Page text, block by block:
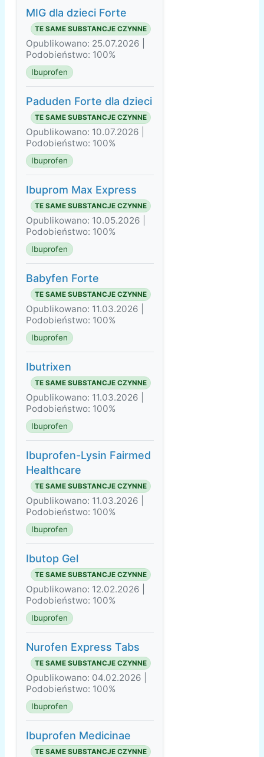
MIG dla dzieci Forte
TE SAME SUBSTANCJE CZYNNE
Opublikowano: 25.07.2026 |
Podobieństwo: 100%
Ibuprofen
Paduden Forte dla dzieci
TE SAME SUBSTANCJE CZYNNE
Opublikowano: 10.07.2026 |
Podobieństwo: 100%
Ibuprofen
Ibuprom Max Express
TE SAME SUBSTANCJE CZYNNE
Opublikowano: 10.05.2026 |
Podobieństwo: 100%
Ibuprofen
Babyfen Forte
TE SAME SUBSTANCJE CZYNNE
Opublikowano: 11.03.2026 |
Podobieństwo: 100%
Ibuprofen
Ibutrixen
TE SAME SUBSTANCJE CZYNNE
Opublikowano: 11.03.2026 |
Podobieństwo: 100%
Ibuprofen
Ibuprofen-Lysin Fairmed
Healthcare
TE SAME SUBSTANCJE CZYNNE
Opublikowano: 11.03.2026 |
Podobieństwo: 100%
Ibuprofen
Ibutop Gel
TE SAME SUBSTANCJE CZYNNE
Opublikowano: 12.02.2026 |
Podobieństwo: 100%
Ibuprofen
Nurofen Express Tabs
TE SAME SUBSTANCJE CZYNNE
Opublikowano: 04.02.2026 |
Podobieństwo: 100%
Ibuprofen
Ibuprofen Medicinae
TE SAME SUBSTANCJE CZYNNE